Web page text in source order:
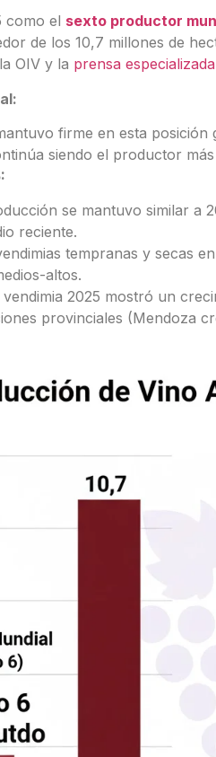
como el sexto productor
de los 10,7 millones de
OIV y la prensa especializada
firme en esta posición
siendo el productor
se mantuvo similar a
reciente.
tempranas y secas
altos.
vendimia 2025 mostró un
provinciales (Mendoza